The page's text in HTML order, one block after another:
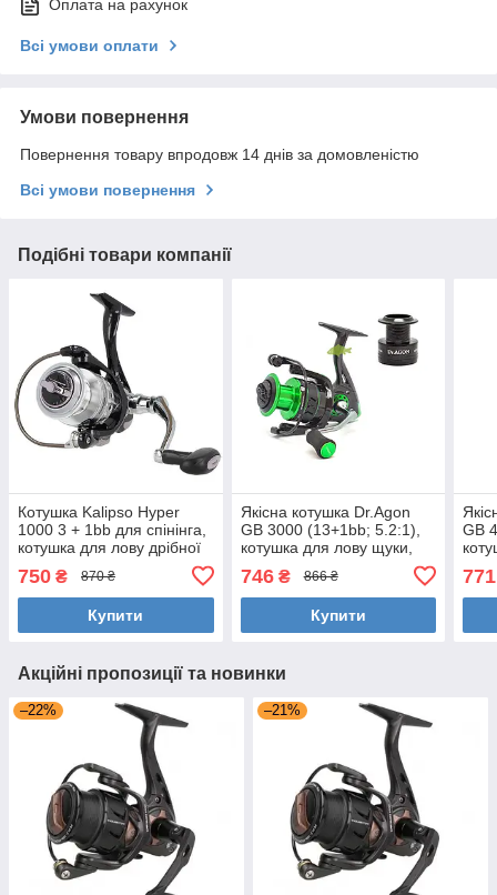
Оплата на рахунок
Всі умови оплати
Умови повернення
Повернення товару впродовж 14 днів за домовленістю
Всі умови повернення
Подібні товари компанії
Котушка Kalipso Hyper
1000 3 + 1bb для спінінга,
котушка для лову дрібної
750 ₴ 870 ₴
Купити
Якісна котушка Dr.Agon
GB 3000 (13+1bb; 5.2:1),
котушка для лову щуки,
746₴ 866 ₴
Купити
GB
771
Акційні пропозиції та новинки
–22% –21%